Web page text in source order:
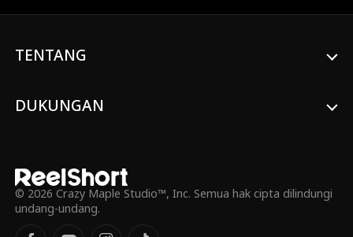
TENTANG
DUKUNGAN
© 2026 Crazy Maple Studio™, Inc. Semua hak cipta dilindungi
undang-undang.